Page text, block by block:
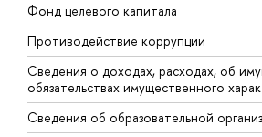
Фонд целевого капитала
Противодействие коррупции
Сведения о доходах, расходах, об
обязательствах имущественного
Сведения об образовательной